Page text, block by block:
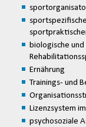
biologische
Ernährung
Trainings- und
Lizenzsystem
psychosoziale